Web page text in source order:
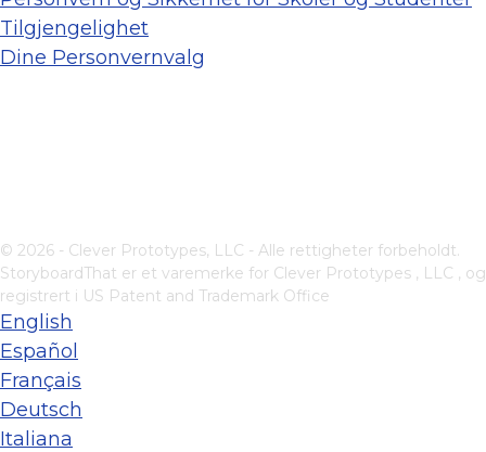
Tilgjengelighet
Dine Personvernvalg
© 2026 - Clever Prototypes, LLC - Alle rettigheter forbeholdt.
StoryboardThat er et varemerke for Clever Prototypes , LLC , og
registrert i US Patent and Trademark Office
English
Español
Français
Deutsch
Italiana